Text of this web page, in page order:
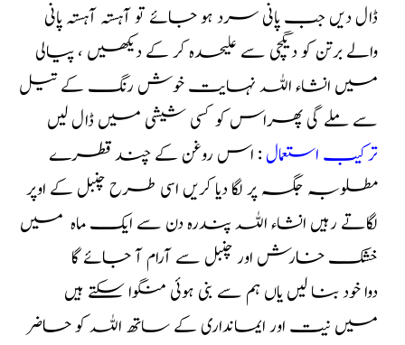
ڈال دیں جب پانی سرد ہو جائے تو آہستہ آہستہ پانی
والے برتن کو دیگچی سے علیحدہ کر کے دیکھیں ، پیالی
میں انشاء اللہ نہایت خوش رنگ کے تیل
سے ملے گی پھراس کو کسی شیشی میں ڈال لیں
ترکیب استعمال: اس روغن کے چند قطرے
مطلوبہ جگہ پر لگا دیا کریں اسی طرح چنبل کے اوپر
لگاتے رہیں انشاء اللہ پندرہ دن سے ایک ماہ میں
خشک خارش اور چنبل سے آرام آ جائے گا
دوا خود بنا لیں یاں ہم سے بنی ہوئی منگوا سکتے ہیں
میں نیت اور ایمانداری کے ساتھ اللہ کو حاضر